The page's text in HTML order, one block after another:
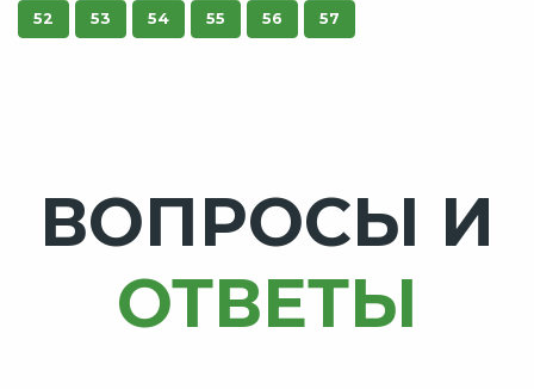
52 53 54 55 56 57
ВОПРОСЫ И
ОТВЕТЫ